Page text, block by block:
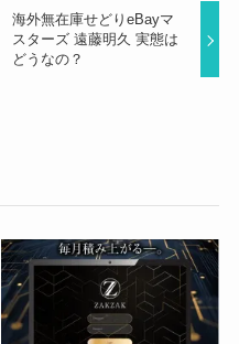
海外無在庫せどりeBayマ
スターズ 遠藤明久 実態は
どうなの？